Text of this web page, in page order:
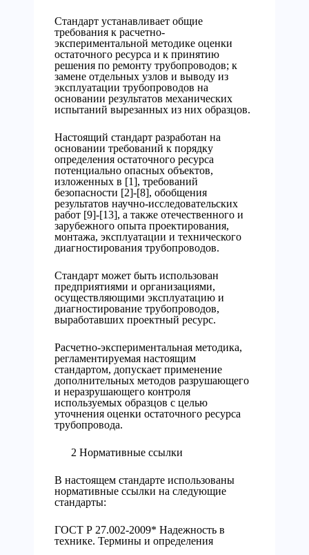
Стандарт устанавливает общие
требования к расчетно-
экспериментальной методике оценки
остаточного ресурса и к принятию
решения по ремонту трубопроводов; к
замене отдельных узлов и выводу из
эксплуатации трубопроводов на
основании результатов механических
испытаний вырезанных из них образцов.
Настоящий стандарт разработан на
основании требований к порядку
определения остаточного ресурса
потенциально опасных объектов,
изложенных в [1], требований
безопасности [2]-[8], обобщения
результатов научно-исследовательских
работ [9]-[13], а также отечественного и
зарубежного опыта проектирования,
монтажа, эксплуатации и технического
диагностирования трубопроводов.
Стандарт может быть использован
предприятиями и организациями,
осуществляющими эксплуатацию и
диагностирование трубопроводов,
выработавших проектный ресурс.
Расчетно-экспериментальная методика,
регламентируемая настоящим
стандартом, допускает применение
дополнительных методов разрушающего
и неразрушающего контроля
используемых образцов с целью
уточнения оценки остаточного ресурса
трубопровода.
2 Нормативные ссылки
В настоящем стандарте использованы
нормативные ссылки на следующие
стандарты:
ГОСТ Р 27.002-2009* Надежность в
технике. Термины и определения